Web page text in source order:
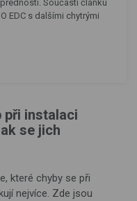
Součástí článku
EDC s dalšími chytrými
při instalaci
se jich
které chyby se při
nejvíce. Zde jsou